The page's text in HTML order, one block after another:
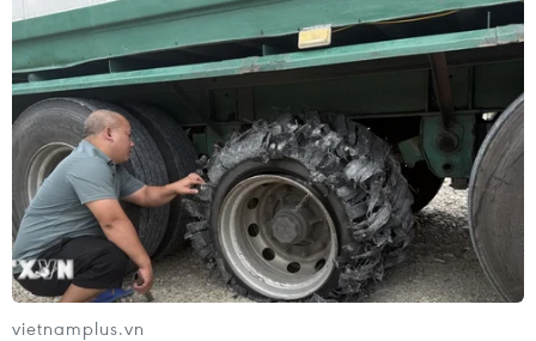
HLV Park thoải mái tâng bóng, tự
tin trước cuộc đấu U23 Triều Tiên
15/01/2020 11:41
Huấn luyện viên Park Hang-seo không căng thẳng, thoải
mái tập luyện cùng U23 Việt Nam ở buổi tập chiều 15/1
nhằm chuẩn bị cho trận đấu quyết định tấm vé vào Tứ
kết với U23 Triều Tiên tới.
vietnamplus.vn